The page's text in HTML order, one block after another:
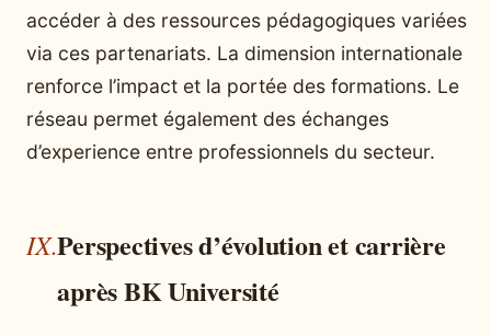
accéder à des ressources pédagogiques variées
via ces partenariats. La dimension internationale
renforce l’impact et la portée des formations. Le
réseau permet également des échanges
d’experience entre professionnels du secteur.
Perspectives d’évolution et carrière
après BK Université